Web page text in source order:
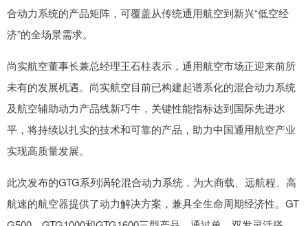
合动力系统的产品矩阵，可覆盖从传统通用航空到新兴“低空经
济”的全场景需求。
尚实航空董事长兼总经理王石柱表示，通用航空市场正迎来前所
未有的发展机遇。尚实航空目前已构建起谱系化的混合动力系统
及航空辅助动力产品线新巧牛，关键性能指标达到国际先进水
平，将持续以扎实的技术和可靠的产品，助力中国通用航空产业
实现高质量发展。
此次发布的GTG系列涡轮混合动力系统，为大商载、远航程、高
航速的航空器提供了动力解决方案，兼具全生命周期经济性。GT